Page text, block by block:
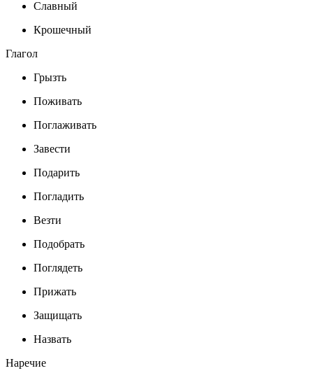
Славный
Крошечный
Глагол
Грызть
Поживать
Поглаживать
Завести
Подарить
Погладить
Везти
Подобрать
Поглядеть
Прижать
Защищать
Назвать
Наречие